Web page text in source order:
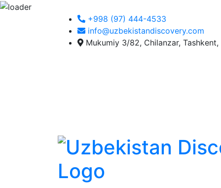
+998 (97) 444-4533
info@uzbekistandiscovery.com
Mukumiy 3/82, Chilanzar,